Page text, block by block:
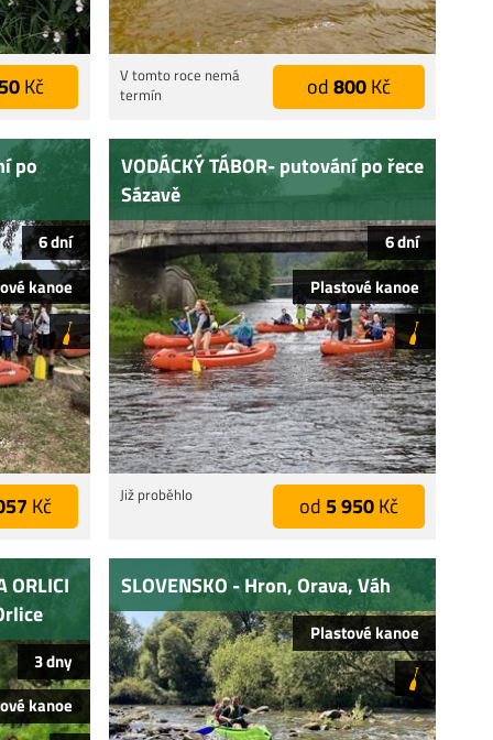
Kč
V tomto roce nemá
termín
od800Kč
po
6 dní
kanoe
Kč
VODÁCKÝ TÁBOR- putování po řece
Sázavě
6 dní
Plastové kanoe
Již proběhlo od 5 950Kč
ORLICI
3 dny
kanoe
SLOVENSKO - Hron, Orava, Váh
Plastové kanoe